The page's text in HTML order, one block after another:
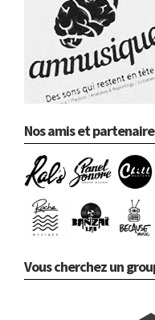
Nos amis et
Vous cherchez un